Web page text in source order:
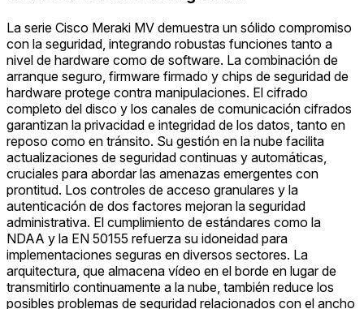
La serie Cisco Meraki MV demuestra un sólido compromiso
con la seguridad, integrando robustas funciones tanto a
nivel de hardware como de software. La combinación de
arranque seguro, firmware firmado y chips de seguridad de
hardware protege contra manipulaciones. El cifrado
completo del disco y los canales de comunicación cifrados
garantizan la privacidad e integridad de los datos, tanto en
reposo como en tránsito. Su gestión en la nube facilita
actualizaciones de seguridad continuas y automáticas,
cruciales para abordar las amenazas emergentes con
prontitud. Los controles de acceso granulares y la
autenticación de dos factores mejoran la seguridad
administrativa. El cumplimiento de estándares como la
NDAA y la EN 50155 refuerza su idoneidad para
implementaciones seguras en diversos sectores. La
arquitectura, que almacena vídeo en el borde en lugar de
transmitirlo continuamente a la nube, también reduce los
posibles problemas de seguridad relacionados con el ancho